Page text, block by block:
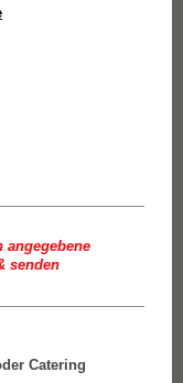
angegebene
senden
Catering